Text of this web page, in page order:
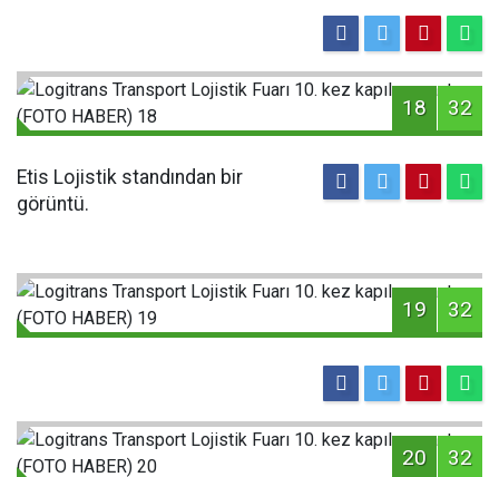
18 32
Etis Lojistik standından bir
görüntü.
19 32
20 32